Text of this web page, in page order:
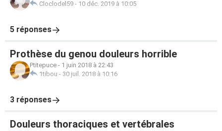
Cloclodel59 - 10 déc. 2019 à 10:05
5 réponses
Prothèse du genou douleurs horrible
Ptitepuce - 1 juin 2018 à 22:43
1tibou - 30 juil. 2018 à 10:16
3 réponses
Douleurs thoraciques et vertébrales